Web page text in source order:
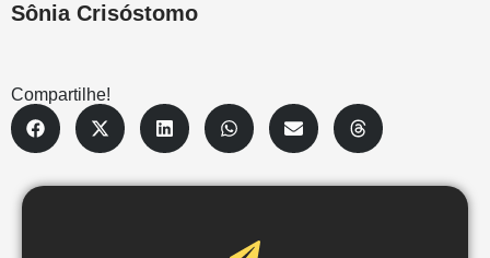
Sônia Crisóstomo
Compartilhe!